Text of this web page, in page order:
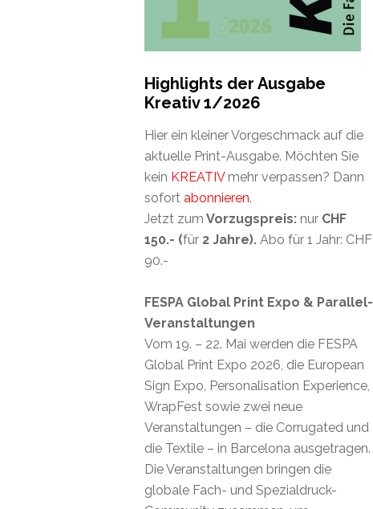
Highlights der Ausgabe
Kreativ 1/2026
Hier ein kleiner Vorgeschmack auf die
aktuelle Print-Ausgabe. Möchten Sie
kein KREATIVmehr verpassen? Dann
sofort abonnieren.
Jetzt zum Vorzugspreis: nur CHF
150.- (für 2 Jahre). Abo für 1 Jahr: CHF
90.-
FESPA Global Print Expo & Parallel-
Veranstaltungen
Vom 19. – 22. Mai werden die FESPA
Global Print Expo 2026, die European
Sign Expo, Personalisation Experience,
WrapFest sowie zwei neue
Veranstaltungen – die Corrugated und
die Textile – in Barcelona ausgetragen.
Die Veranstaltungen bringen die
globale Fach- und Spezialdruck-